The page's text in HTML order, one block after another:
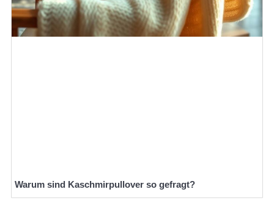
Warum sind Kaschmirpullover so gefragt?